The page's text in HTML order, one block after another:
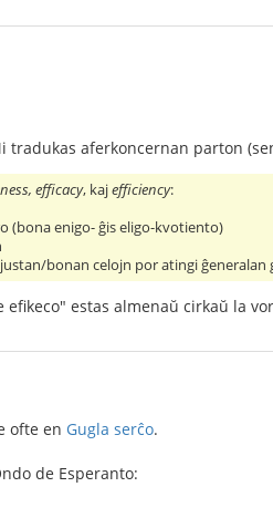
tradukas aferkoncernan parton
efficacy, kajefficiency:
(bona enigo- ĝis eligo-kvotiento)
bonan celojn por atingi
estas almenaŭ cirkaŭ la
ofte en Gugla serĉo.
de Esperanto: